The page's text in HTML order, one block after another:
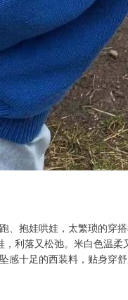
、抱娃哄娃，太繁琐的穿
利落又松弛。米白色温
感十足的西装料，贴身穿